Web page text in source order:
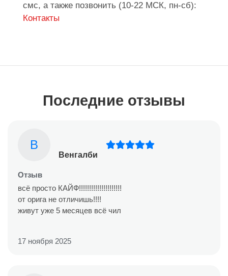
смс, а также позвонить (10-22 МСК, пн-сб):
Контакты
Последние отзывы
В
Венгалби
Отзыв
всё просто КАЙФ!!!!!!!!!!!!!!!!!!!!!
от орига не отличишь!!!!
живут уже 5 месяцев всё чил
17 ноября 2025